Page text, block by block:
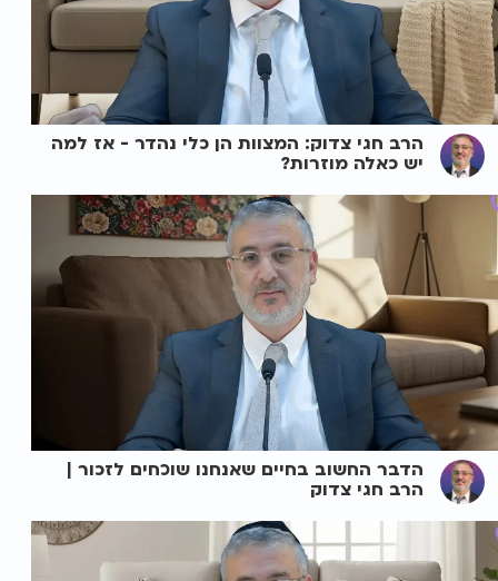
הרב חגי צדוק: המצוות הן כלי נהדר - אז למה
יש כאלה מוזרות?
הדבר החשוב בחיים שאנחנו שוכחים לזכור |
הרב חגי צדוק